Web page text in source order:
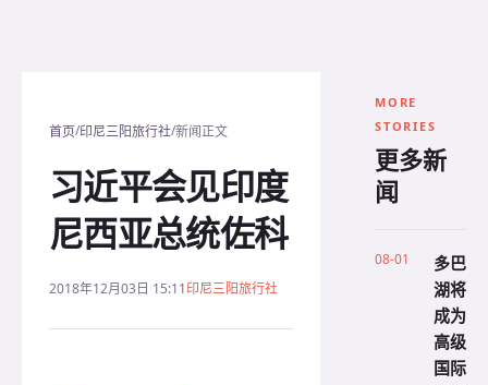
首页/印尼三阳旅行社/新闻正文
习近平会见印度
尼西亚总统佐科
2018年12月03日 15:11印尼三阳旅行社
MORE
STORIES
更多新
闻
08-01
多巴
湖将
成为
高级
国际